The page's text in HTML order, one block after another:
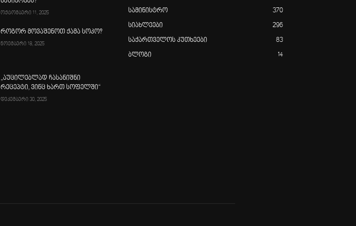
ოქტომბერი 11, 2025
როგორ მოვაშენოთ ქამა სოკო?
ნოემბერი 18, 2025
„აუცილებლად ჩასანიშნი
რეცეპტი, ვინც ხართ სოფელში“
დეკემბერი 30, 2025
სამინისტრო 370
სიახლეები 296
საქართველოს კუთხეები 83
ბლოგი 14